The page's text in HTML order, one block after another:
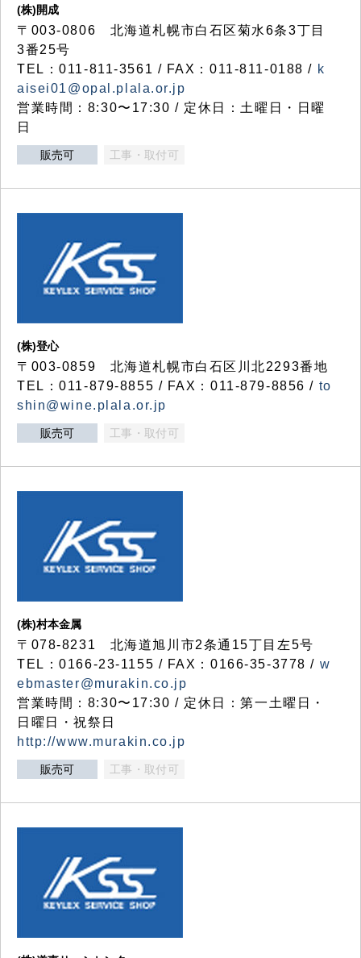
(株)開成
〒003-0806 北海道札幌市白石区菊水6条3丁目
3番25号
TEL：011-811-3561 / FAX：011-811-0188 / k
aisei01@opal.plala.or.jp
営業時間：8:30〜17:30 / 定休日：土曜日・日曜
日
販売可 工事・取付可
(株)登心
〒003-0859 北海道札幌市白石区川北2293番地
TEL：011-879-8855 / FAX：011-879-8856 / to
shin@wine.plala.or.jp
販売可 工事・取付可
(株)村本金属
〒078-8231 北海道旭川市2条通15丁目左5号
TEL：0166-23-1155 / FAX：0166-35-3778 / w
ebmaster@murakin.co.jp
営業時間：8:30〜17:30 / 定休日：第一土曜日・
日曜日・祝祭日
http://www.murakin.co.jp
販売可 工事・取付可